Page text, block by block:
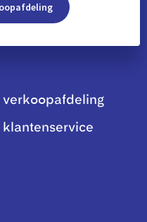
verkoopafdeling